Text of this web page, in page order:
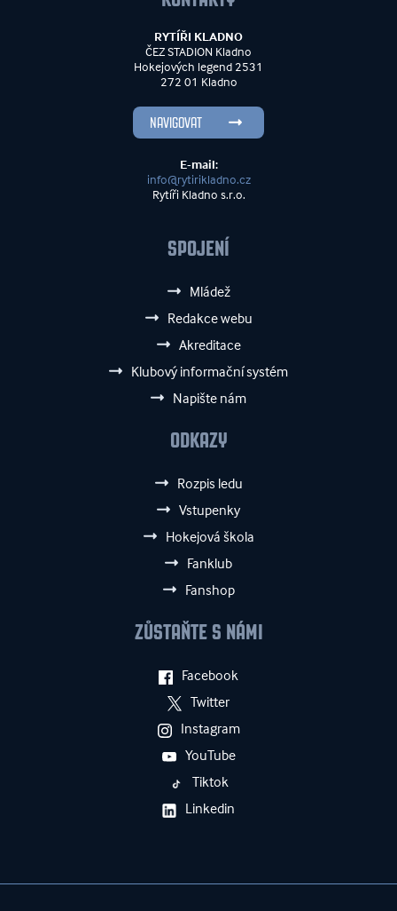
RYTÍŘI KLADNO
ČEZ STADION Kladno
Hokejových legend 2531
272 01 Kladno
NAVIGOVAT
E-mail:
info@rytirikladno.cz
Rytíři Kladno s.r.o.
SPOJENÍ
Mládež
Redakce webu
Akreditace
Klubový informační systém
Napište nám
ODKAZY
Rozpis ledu
Vstupenky
Hokejová škola
Fanklub
Fanshop
ZŮSTAŇTE S NÁMI
Facebook
Twitter
Instagram
YouTube
Tiktok
Linkedin